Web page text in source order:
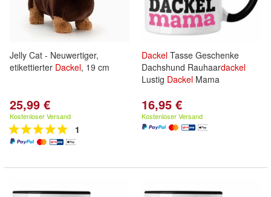
Jelly Cat - Neuwertiger,
etikettierter Dackel, 19 cm
25,99 €
Kostenloser Versand
1
Dackel Tasse Geschenke
Dachshund Rauhaardackel
Lustig Dackel Mama
16,95 €
Kostenloser Versand